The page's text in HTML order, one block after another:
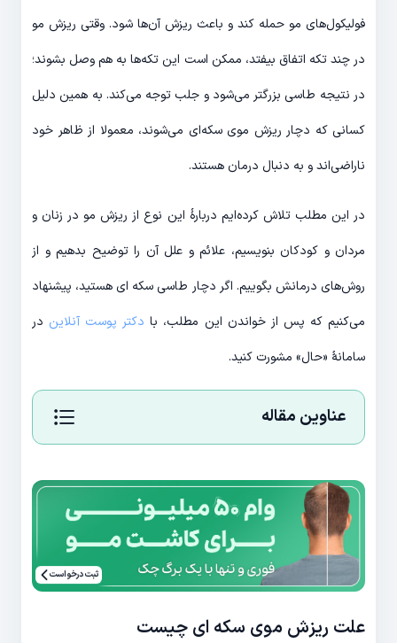
فولیکول‌های مو حمله کند و باعث ریزش آن‌ها شود. وقتی ریزش مو
در چند تکه اتفاق بیفتد، ممکن است این تکه‌ها به هم وصل بشوند؛
در نتیجه طاسی بزرگتر می‌شود و جلب توجه می‌کند. به همین دلیل
کسانی که دچار ریزش موی سکه‌ای می‌شوند، معمولا از ظاهر خود
ناراضی‌اند و به دنبال درمان هستند.
در این مطلب تلاش کرده‌ایم دربارۀ این نوع از ریزش مو در زنان و
مردان و کودکان بنویسیم، علائم و علل آن را توضیح بدهیم و از
روش‌های درمانش بگوییم. اگر دچار طاسی سکه‌ ای هستید، پیشنهاد
می‌کنیم که پس از خواندن این مطلب، با دکتر پوست آنلاین در
سامانۀ «حال» مشورت کنید.
عناوین مقاله
ثبت درخواست
علت ریزش موی سکه ای چیست